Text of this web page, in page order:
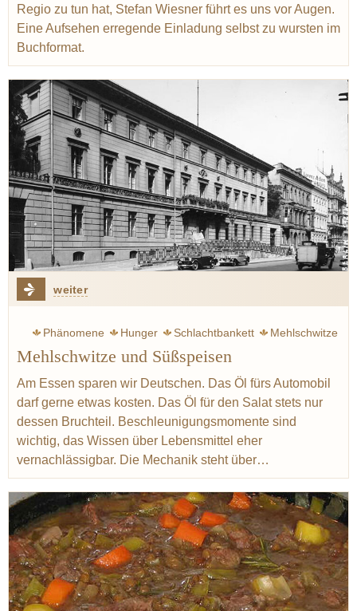
Regio zu tun hat, Stefan Wiesner führt es uns vor Augen.
Eine Aufsehen erregende Einladung selbst zu wursten im
Buchformat.
weiter
Phänomene Hunger Schlachtbankett
Mehlschwitze
Eintopf
Siebeck Wolfram
Gemüse
Kräuter Graupen Weltkrieg
Drittes Reich
Lagerung
Mehlschwitze und Süßspeisen
Am Essen sparen wir Deutschen. Das Öl fürs Automobil
darf gerne etwas kosten. Das Öl für den Salat stets nur
dessen Bruchteil. Beschleunigungsmomente sind
wichtig, das Wissen über Lebensmittel eher
vernachlässigbar. Die Mechanik steht über…